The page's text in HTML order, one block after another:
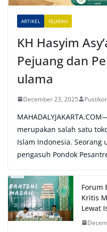
v
ARTIKEL SEJARAH
KH Hasyim
Pejuang dan
ulama
December 23, 2025
merupakan salah satu
Islam Indonesia. Seorang
pengasuh Pondok
Forum
Kritis
Lewat